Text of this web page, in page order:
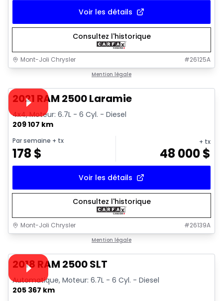
Voir les détails
Consultez l'historique
Mont-Joli Chrysler #26125A
Mention légale
Vidéo disponible
2021 RAM 2500 Laramie
4x4, Moteur: 6.7L - 6 Cyl. - Diesel
209 107 km
Par semaine + tx
178 $
+ tx
48 000$
Voir les détails
Consultez l'historique
Mont-Joli Chrysler #26139A
Mention légale
Vidéo disponible
2018 RAM 2500 SLT
Automatique, Moteur: 6.7L - 6 Cyl. - Diesel
205 367 km